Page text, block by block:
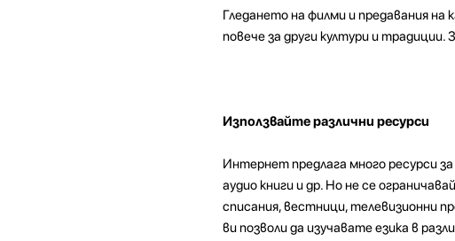
Гледането на филми и предавания на
повече за други култури и
Използвайте различни ресурси
Интернет предлага много ресурси за
аудио книги и др. Но не се
списания, вестници, телевизионни
ви позволи да изучавате езика в